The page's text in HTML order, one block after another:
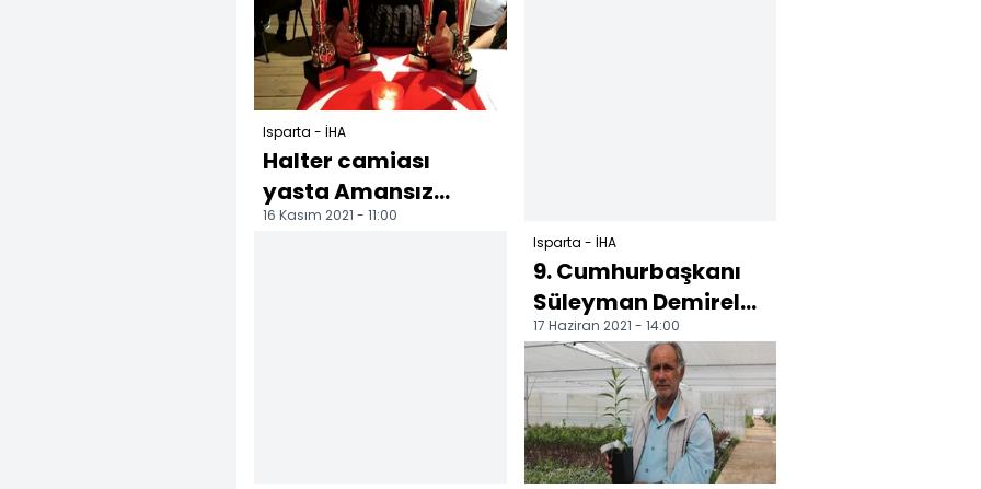
Isparta - İHA
Halter camiası
yasta Amansız
hastalığa yakalan
16 Kasım 2021 - 11:00
Isparta - İHA
9. Cumhurbaşkanı
Süleyman Demirel
vefatının 6'ncı
yılında kabri
başında kıs...
17 Haziran 2021 - 14:00